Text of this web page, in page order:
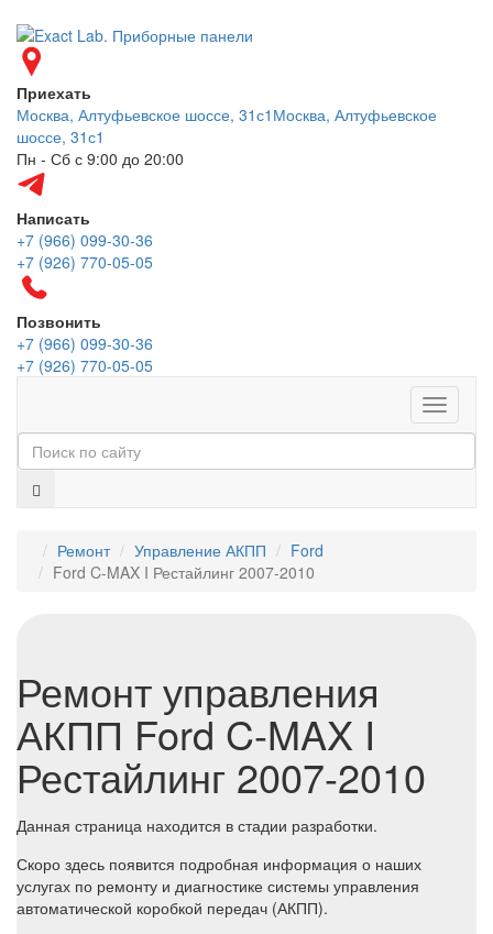
Приехать
Москва, Алтуфьевское шоссе, 31с1 Москва, Алтуфьевское
шоссе, 31с1
Пн - Сб с 9:00 до 20:00
Написать
+7 (966) 099-30-36
+7 (926) 770-05-05
Позвонить
+7 (966) 099-30-36
+7 (926) 770-05-05
Меню
Ремонт Управление АКПП
Ford
Ford C-MAX I Рестайлинг 2007-2010
Ремонт управления
АКПП Ford C-MAX I
Рестайлинг 2007-2010
Данная страница находится в стадии разработки.
Скоро здесь появится подробная информация о наших
услугах по ремонту и диагностике системы управления
автоматической коробкой передач (АКПП).